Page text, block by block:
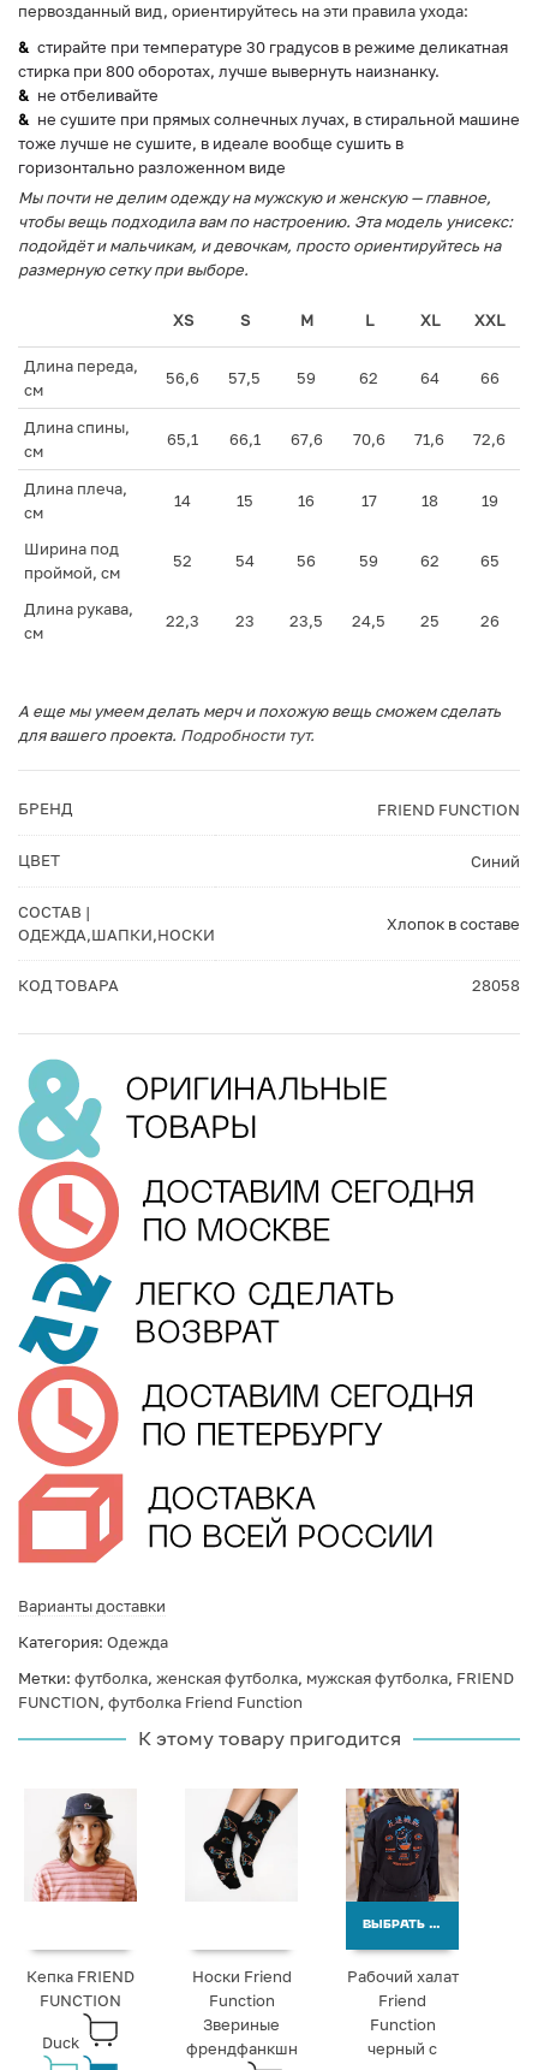
первозданный вид, ориентируйтесь на эти правила ухода:
стирайте при температуре 30 градусов в режиме деликатная
стирка при 800 оборотах, лучше вывернуть наизнанку.
не отбеливайте
не сушите при прямых солнечных лучах, в стиральной машине
тоже лучше не сушите, в идеале вообще сушить в
горизонтально разложенном виде
Мы почти не делим одежду на мужскую и женскую — главное,
чтобы вещь подходила вам по настроению. Эта модель унисекс:
подойдёт и мальчикам, и девочкам, просто ориентируйтесь на
размерную сетку при выборе.
XS S M L XL XXL
Длина переда,
см
56,6 57,5 59 62 64 66
Длина спины,
см
65,1 66,1 67,6 70,6 71,6 72,6
Длина плеча,
см
14 15 16 17 18 19
Ширина под
проймой, см
52 54 56 59 62 65
Длина рукава,
см
22,3 23 23,5 24,5 25 26
А еще мы умеем делать мерч и похожую вещь сможем сделать
для вашего проекта. Подробности тут.
БРЕНД FRIEND FUNCTION
ЦВЕТ Синий
СОСТАВ |
ОДЕЖДА,ШАПКИ,НОСКИ
Хлопок в составе
КОД ТОВАРА 28058
Варианты доставки
Категория: Одежда
Метки: футболка, женская футболка, мужская футболка, FRIEND
FUNCTION, футболка Friend Function
К этому товару пригодится
Кепка FRIEND
FUNCTION
Duck
Носки Friend
Function
Звериные
френдфанкшн
ВЫБРАТЬ ВАРИАНТЫ
Рабочий халат
Friend
Function
черный с